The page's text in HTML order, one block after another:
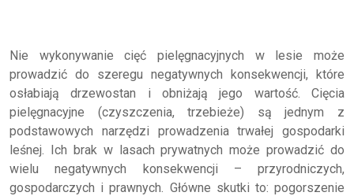
Nie wykonywanie cięć pielęgnacyjnych w lesie może
prowadzić do szeregu negatywnych konsekwencji, które
osłabiają drzewostan i obniżają jego wartość. Cięcia
pielęgnacyjne (czyszczenia, trzebieże) są jednym z
podstawowych narzędzi prowadzenia trwałej gospodarki
leśnej. Ich brak w lasach prywatnych może prowadzić do
wielu negatywnych konsekwencji – przyrodniczych,
gospodarczych i prawnych. Główne skutki to: pogorszenie